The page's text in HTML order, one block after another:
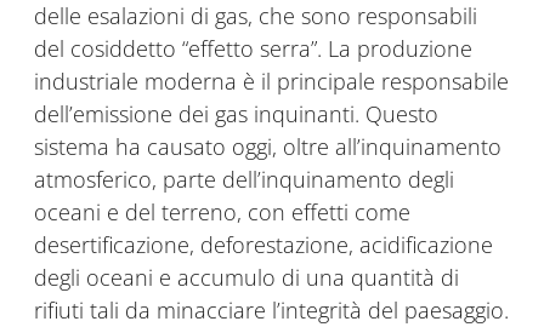
delle esalazioni di gas, che sono responsabili
del cosiddetto “effetto serra”. La produzione
industriale moderna è il principale responsabile
dell’emissione dei gas inquinanti. Questo
sistema ha causato oggi, oltre all’inquinamento
atmosferico, parte dell’inquinamento degli
oceani e del terreno, con effetti come
desertificazione, deforestazione, acidificazione
degli oceani e accumulo di una quantità di
rifiuti tali da minacciare l’integrità del paesaggio.